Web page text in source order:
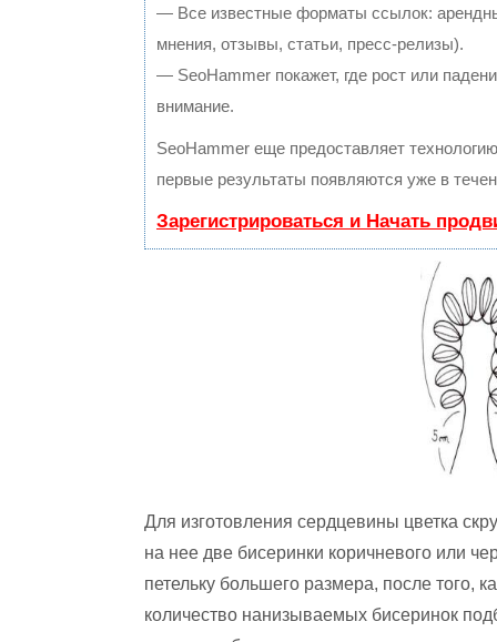
— Все известные форматы ссылок:
мнения, отзывы, статьи, пресс-релизы).
— SeoHammer покажет, где рост или
внимание.
SeoHammer еще предоставляет
первые результаты появляются уже в
Зарегистрироваться и Начать
Для изготовления сердцевины цветка
на нее две бисеринки коричневого или
петельку большего размера, после того,
количество нанизываемых бисеринок